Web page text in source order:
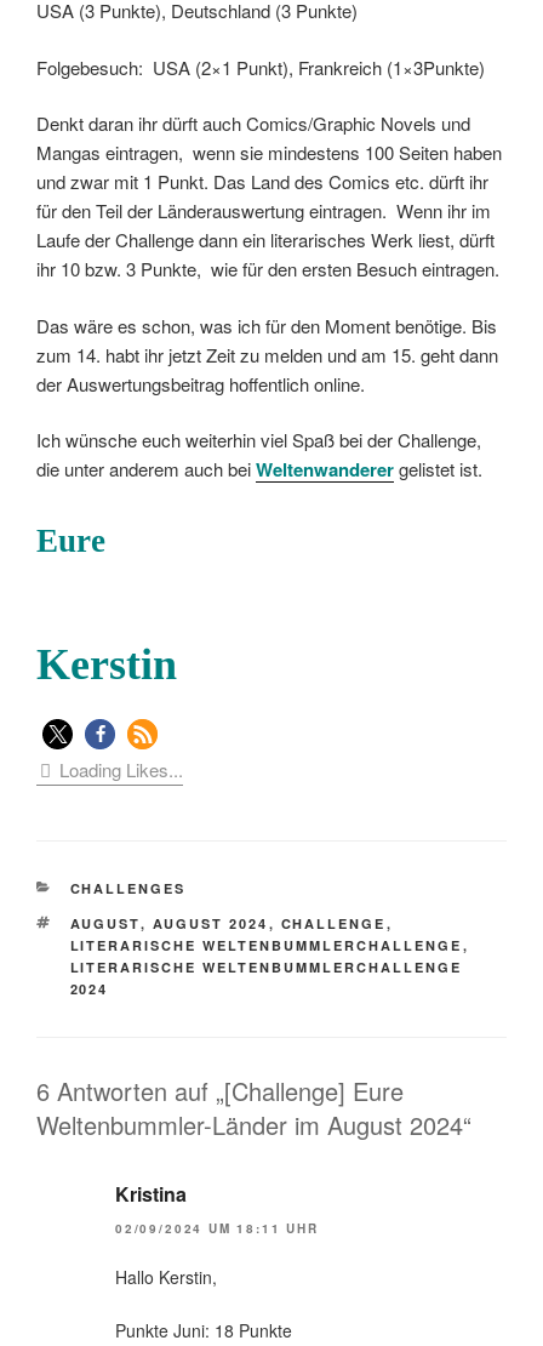
USA (3 Punkte), Deutschland (3 Punkte)
Folgebesuch: USA (2×1 Punkt), Frankreich (1×3Punkte)
Denkt daran ihr dürft auch Comics/Graphic Novels und
Mangas eintragen, wenn sie mindestens 100 Seiten haben
und zwar mit 1 Punkt. Das Land des Comics etc. dürft ihr
für den Teil der Länderauswertung eintragen. Wenn ihr im
Laufe der Challenge dann ein literarisches Werk liest, dürft
ihr 10 bzw. 3 Punkte, wie für den ersten Besuch eintragen.
Das wäre es schon, was ich für den Moment benötige. Bis
zum 14. habt ihr jetzt Zeit zu melden und am 15. geht dann
der Auswertungsbeitrag hoffentlich online.
Ich wünsche euch weiterhin viel Spaß bei der Challenge,
die unter anderem auch beiWeltenwanderergelistet ist.
Eure
Kerstin
Loading Likes...
KATEGORIEN
CHALLENGES
SCHLAGWÖRTER
AUGUST, AUGUST 2024 , CHALLENGE ,
LITERARISCHE WELTENBUMMLERCHALLENGE ,
LITERARISCHE WELTENBUMMLERCHALLENGE
2024
6 Antworten auf „[Challenge] Eure
Weltenbummler-Länder im August 2024“
Kristina
02/09/2024 UM 18:11 UHR
Hallo Kerstin,
Punkte Juni: 18 Punkte